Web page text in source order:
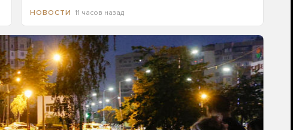
НОВОСТИ 11 часов назад